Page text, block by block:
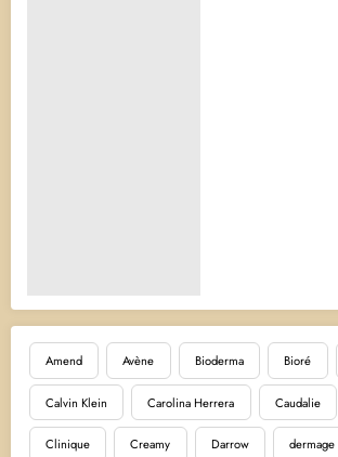
Amend Avène Bioderma Bioré
Calvin Klein Carolina Herrera Caudalie
Clinique Creamy Darrow dermage